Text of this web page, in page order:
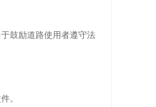
鼓励道路使用者遵守法
。